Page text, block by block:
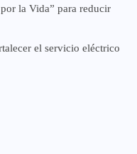
la Vida” para reducir
el servicio eléctrico